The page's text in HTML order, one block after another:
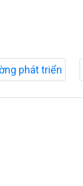
phát triển